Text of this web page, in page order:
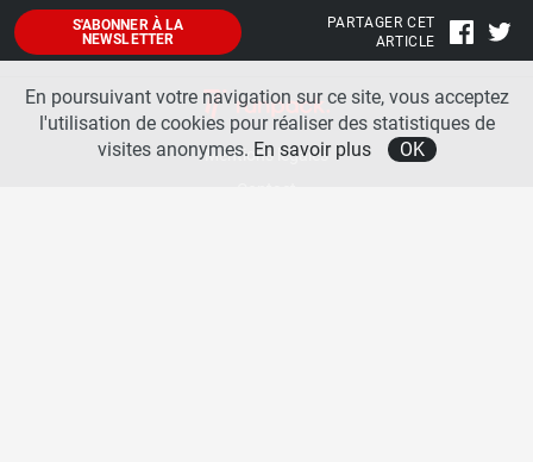
S'ABONNER À LA
NEWSLETTER
PARTAGER CET
ARTICLE
Mentions légales
En poursuivant votre navigation sur ce site, vous acceptez
l'utilisation de cookies pour réaliser des statistiques de
visites anonymes. En savoir plus OK